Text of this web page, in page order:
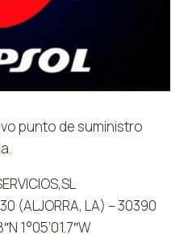
punto de suministro
(ALJORRA, LA) – 30390
1°05’01.7″W